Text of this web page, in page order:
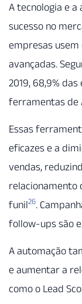
A tecnologia e a
sucesso no
empresas usem
avançadas.
2019, 68,9%
ferramentas de
Essas
eficazes e a
vendas,
relacionamento
funil26.
follow-ups são
A automação
e aumentar a
como o Lead